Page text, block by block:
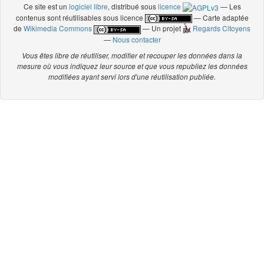
Ce site est un logiciel libre, distribué souslicence
— Les
contenus sont réutilisables sous licence
— Carte adaptée
deWikimedia Commons — Un projet
Regards Citoyens
— Nous contacter
Vous êtes libre de réutiliser, modifier et recouper les données dans la
mesure où vous indiquez leur source et que vous republiez les données
modifiées ayant servi lors d'une réutilisation publiée.